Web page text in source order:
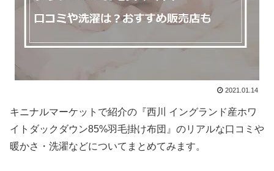
2021.01.14
キニナルマーケットで紹介の『西川 イングランド産ホワ
イトダックダウン85%羽毛掛け布団』のリアルな口コミや
暖かさ・洗濯などについてまとめてみます。